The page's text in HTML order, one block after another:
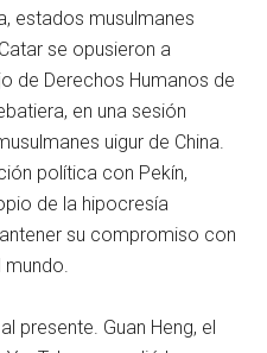
estados musulmanes
se opusieron a
de Derechos Humanos de
en una sesión
uigur de China.
política con Pekín,
de la hipocresía
su compromiso con
presente. Guan Heng, el